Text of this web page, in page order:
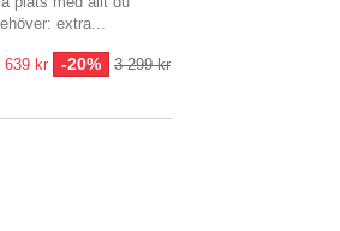
extra...
639 kr -20% 3 299 kr